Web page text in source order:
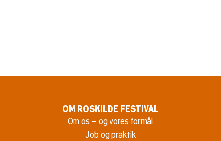
OM ROSKILDE FESTIVAL
Om os – og vores formål
Job og praktik